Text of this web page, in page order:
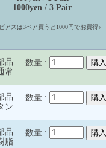
1000yen / 3 Pair
アスは3ペア買うと1000円でお買得♪
品
常
数量 :
品
ン
数量 :
品
脂
数量 :